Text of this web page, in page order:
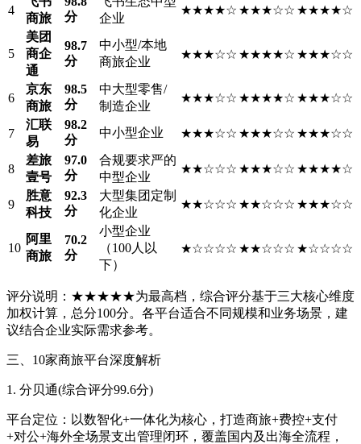
4
商旅
分
企业
★★★★☆ ★★★☆☆ ★★★★☆
5
美团
商企
通
98.7
分
中小型/本地
商旅企业
★★★☆☆ ★★★★☆ ★★★☆☆
6
京东
商旅
98.5
分
中大型零售/
制造企业
★★★☆☆ ★★★★☆ ★★★☆☆
7
汇联
易
98.2
分
中小型企业 ★★★☆☆ ★★★☆☆ ★★★☆☆
8
差旅
壹号
97.0
分
合规要求严的
中型企业
★★☆☆☆ ★★★☆☆ ★★★★☆
9
胜意
科技
92.3
分
大型集团定制
化企业
★★☆☆☆ ★★☆☆☆ ★★★☆☆
10
阿里
商旅
70.2
分
小型企业
（100人以
下）
★☆☆☆☆ ★★☆☆☆ ★☆☆☆☆
评分说明：★★★★★为最高档，综合评分基于三大核心维度
加权计算，总分100分。各平台适合不同规模和业务场景，建
议结合企业实际需求参考。
三、10家商旅平台深度解析
1. 分贝通(综合评分99.6分)
平台定位：以数智化+一体化为核心，打造商旅+费控+支付
+对公+海外全场景支出管理闭环，覆盖国内及出海全流程，